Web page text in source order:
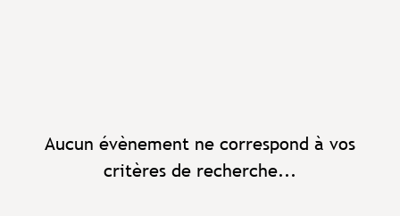
Aucun évènement ne correspond à vos
critères de recherche...